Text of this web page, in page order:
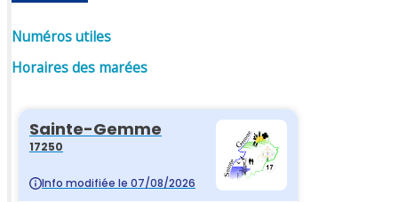
Numéros utiles
Horaires des marées